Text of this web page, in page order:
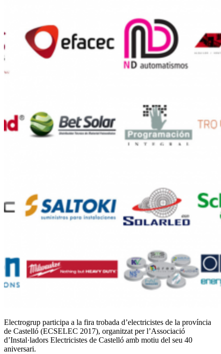
Electrogrup participa a la fira trobada d’electricistes de la província
de Castelló (ECSELEC 2017), organitzat per l’Associació
d’Instal·ladors Electricistes de Castelló amb motiu del seu 40
aniversari.